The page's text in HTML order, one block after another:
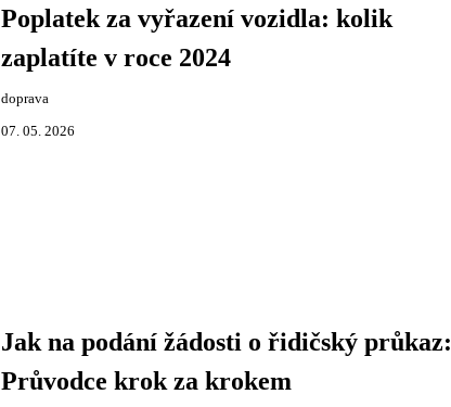
Poplatek za vyřazení vozidla: kolik
zaplatíte v roce 2024
doprava
07. 05. 2026
Jak na podání žádosti o řidičský průkaz:
Průvodce krok za krokem